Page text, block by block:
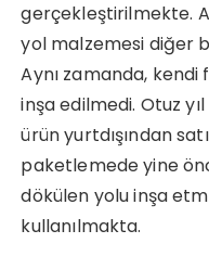
gerçekleştirilmekte.
yol malzemesi diğer
Aynı zamanda, kendi
inşa edilmedi. Otuz
ürün yurtdışından
paketlemede yine
dökülen yolu inşa
kullanılmakta.